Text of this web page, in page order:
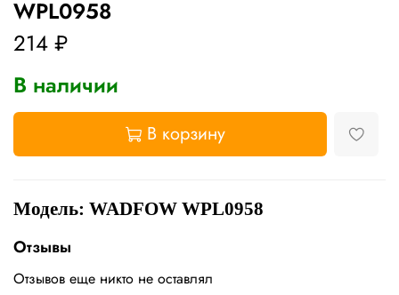
WPL0958
214 ₽
В наличии
В корзину
Модель: WADFOW WPL0958
Отзывы
Отзывов еще никто не оставлял